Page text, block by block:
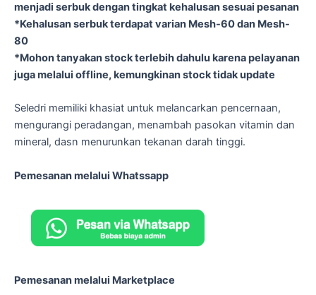
menjadi serbuk dengan tingkat kehalusan sesuai pesanan
*Kehalusan serbuk terdapat varian Mesh-60 dan Mesh-
80
*Mohon tanyakan stock terlebih dahulu karena pelayanan
juga melalui offline, kemungkinan stock tidak update
Seledri memiliki khasiat untuk melancarkan pencernaan,
mengurangi peradangan, menambah pasokan vitamin dan
mineral, dasn menurunkan tekanan darah tinggi.
Pemesanan melalui Whatssapp
Pemesanan melalui Marketplace